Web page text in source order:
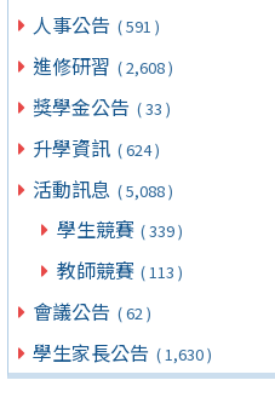
人事公告 ( 591 )
進修研習 ( 2,608 )
獎學金公告 ( 33 )
升學資訊 ( 624 )
活動訊息 ( 5,088 )
學生競賽 ( 339 )
教師競賽 ( 113 )
會議公告 ( 62 )
學生家長公告 ( 1,630 )